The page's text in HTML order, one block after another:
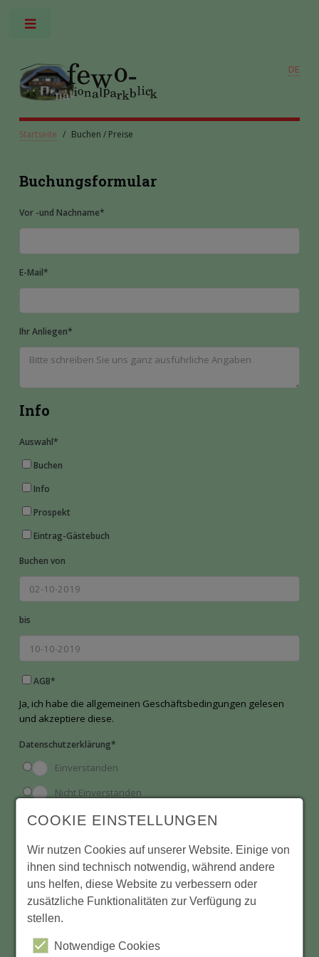
DE
Startseite Buchen / Preise
Buchungsformular
Vor -und Nachname*
E-Mail*
Ihr Anliegen*
Info
Auswahl*
Buchen
Info
Prospekt
Eintrag-Gästebuch
Buchen von
bis
AGB*
Ja, ich habe die allgemeinen Geschäftsbedingungen gelesen
und akzeptiere diese.
Datenschutzerklärung*
Einverstanden
Nicht Einverstanden
Ich bin damit einverstanden, dass meine Daten zum Abschluss
kurz elektronisch gespeichert werden und nach der Abhandlung
ABSCHICKEN
Wichtig!!!
COOKIE EINSTELLUNGEN
Wir nutzen Cookies auf unserer Website. Einige von
ihnen sind technisch notwendig, während andere
uns helfen, diese Website zu verbessern oder
zusätzliche Funktionalitäten zur Verfügung zu
stellen.
Notwendige Cookies